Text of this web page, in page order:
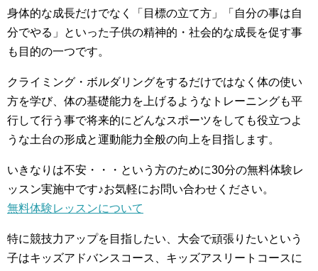
身体的な成長だけでなく「目標の立て方」「自分の事は自
分でやる」といった子供の精神的・社会的な成長を促す事
も目的の一つです。
クライミング・ボルダリングをするだけではなく体の使い
方を学び、体の基礎能力を上げるようなトレーニングも平
行して行う事で将来的にどんなスポーツをしても役立つよ
うな土台の形成と運動能力全般の向上を目指します。
いきなりは不安・・・という方のために30分の無料体験レ
ッスン実施中です♪お気軽にお問い合わせください。
無料体験レッスンについて
特に競技力アップを目指したい、大会で頑張りたいという
子はキッズアドバンスコース、キッズアスリートコースに